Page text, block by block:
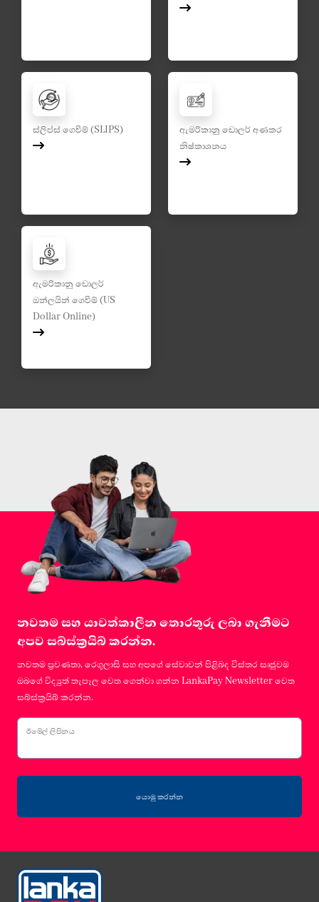
ස්ලිප්ස් ගෙවීම් (SLIPS)
ඇමරිකානු ඩොලර් අණකර
නිෂ්කාශනය
ඇමරිකානු ඩොලර්
ඔන්ලයින් ගෙවීම් (US
Dollar Online)
නවතම සහ යාවත්කාලීන තොරතුරු ලබා ගැනීමට
අපව සබ්ස්ක්‍රයිබ් කරන්න.
නවතම ප්‍රවණතා, රෙගුලාසි සහ අපගේ සේවාවන් පිළිබද විස්තර සෘජුවම
ඔබගේ විද්‍යුත් තැපෑල වෙත ගෙන්වා ගන්න LankaPay Newsletter වෙත
සබ්ස්ක්‍රයිබ් කරන්න.
ඊමේල් ලිපිනය
යොමු කරන්න